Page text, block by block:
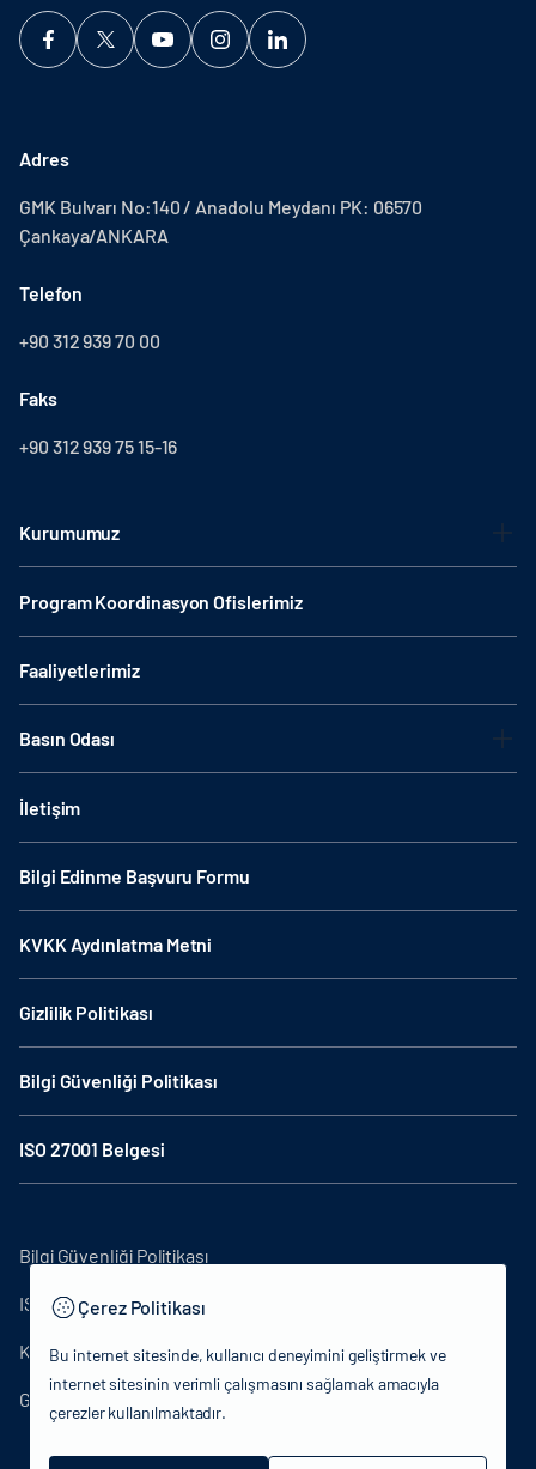
Adres
GMK Bulvarı No:140 / Anadolu Meydanı PK: 06570
Çankaya/ANKARA
Telefon
+90 312 939 70 00
Faks
+90 312 939 75 15-16
Kurumumuz
Program Koordinasyon Ofislerimiz
Faaliyetlerimiz
Basın Odası
İletişim
Bilgi Edinme Başvuru Formu
KVKK Aydınlatma Metni
Gizlilik Politikası
Bilgi Güvenliği Politikası
ISO 27001 Belgesi
Bilgi Güvenliği Politikası
ISO27001
KVKK Aydınlatma Metni
Gizlilik Politikası
Çerez Politikası
Bu internet sitesinde, kullanıcı deneyimini geliştirmek ve
internet sitesinin verimli çalışmasını sağlamak amacıyla
çerezler kullanılmaktadır.